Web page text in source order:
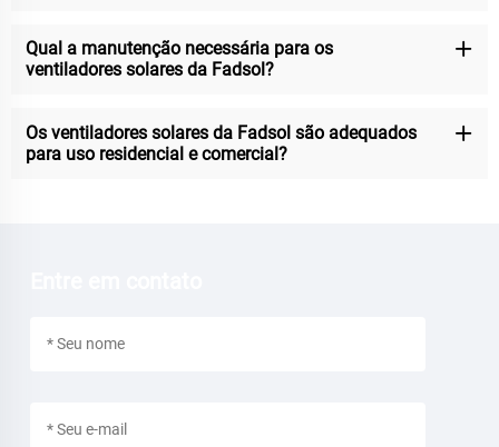
Qual a manutenção necessária para os
ventiladores solares da Fadsol?
Os ventiladores solares da Fadsol são adequados
para uso residencial e comercial?